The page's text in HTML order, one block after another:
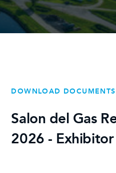
DOWNLOAD
Salon del Gas
2026 -